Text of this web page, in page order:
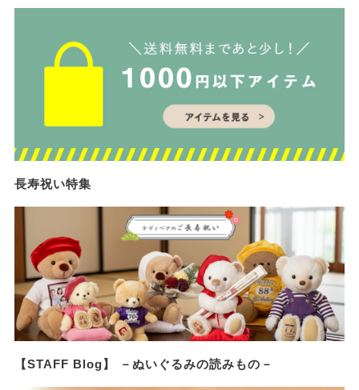
長寿祝い特集
【STAFF Blog】 －ぬいぐるみの読みもの－